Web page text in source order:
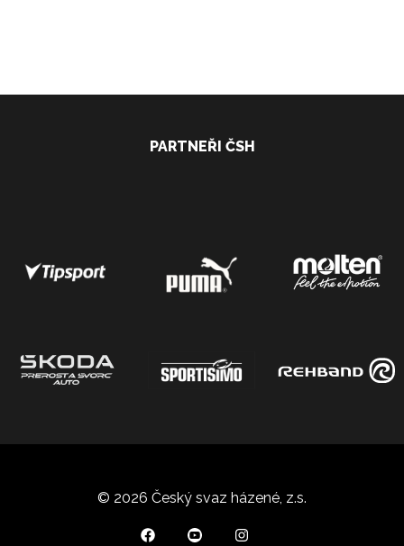
PARTNEŘI ČSH
© 2026 Český svaz házené, z.s.